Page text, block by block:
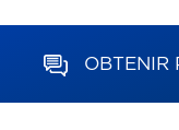
OBTENIR